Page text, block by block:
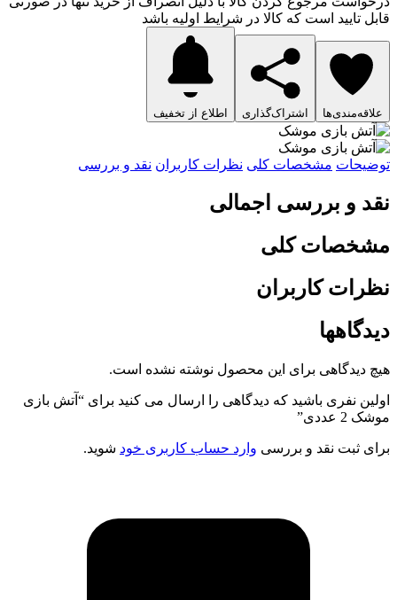
قابل تایید است که کالا در شرایط اولیه باشد
علاقه‌مندی‌ها اشتراک‌گذاری اطلاع از تخفیف
توضیحات مشخصات کلی نظرات کاربران نقد و بررسی
نقد و بررسی اجمالی
مشخصات کلی
نظرات کاربران
دیدگاهها
هیچ دیدگاهی برای این محصول نوشته نشده است.
اولین نفری باشید که دیدگاهی را ارسال می کنید برای “آتش بازی
موشک 2 عددی”
برای ثبت نقد و بررسی وارد حساب کاربری خود شوید.